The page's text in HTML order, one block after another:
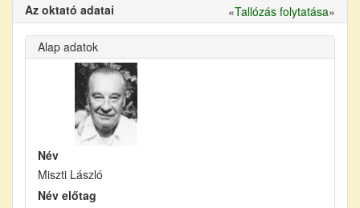
Az oktató adatai «Tallózás folytatása»
Alap adatok
Név
Miszti László
Név előtag